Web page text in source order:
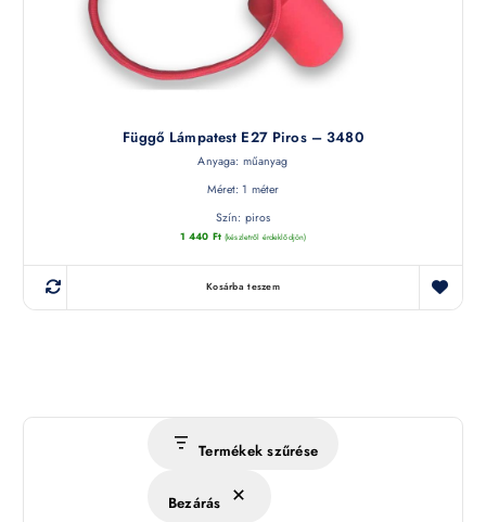
Függő Lámpatest E27 Piros – 3480
Anyaga: műanyag
Méret: 1 méter
Szín: piros
1 440 Ft (készletről érdeklődjön)
Kosárba teszem
Termékek szűrése
Bezárás